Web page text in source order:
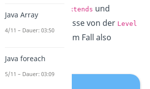
extends und
anschließend die Klasse von der Level
erben soll. In unserem Fall also
Java Array
4/11 – Dauer: 03:50
Java foreach
5/11 – Dauer: 03:09